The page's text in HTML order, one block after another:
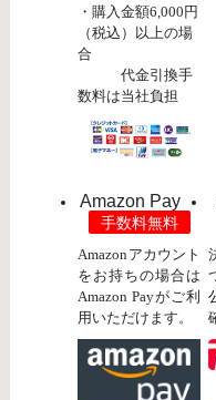
・購入金額6,000円
（税込）以上の場
合
代金引換手
数料は当社負担
Amazon Pay
手数料無料
Amazonアカウント
をお持ちの場合は
Amazon Payがご利
用いただけます。